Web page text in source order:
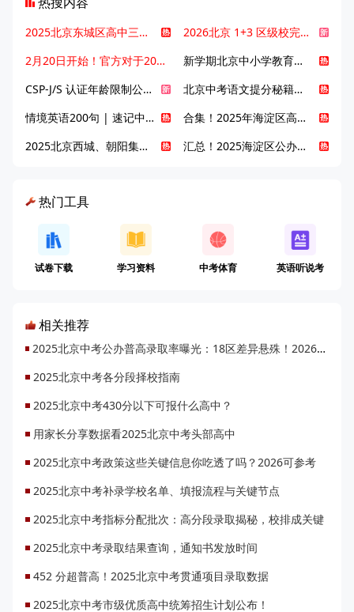
2025北京东城区高中三大梯队高中有哪些？录取分数线是多少？
2026北京 1+3 区级校完整名单发布，13549 个名额该如何规划报考？
2月20日开始！官方对于2025年北京市中招体检问题解答！
新学期北京中小学教育八大变化全解析：学位、政策、教学等方面迎新变革
CSP-J/S 认证年龄限制公告发布，新规即日起实施！
北京中考语文提分秘籍！攻克 5000 易混易错字
情境英语200句 | 速记中考英语1600词
合集！2025年海淀区高中校情介绍
2025北京西城、朝阳集团校直升新动态
汇总！2025海淀区公办高中校情全解
热门工具
试卷下载 学习资料 中考体育 英语听说考
相关推荐
2025北京中考公办普高录取率曝光：18区差异悬殊！2026升学机会将增1.48万
2025北京中考各分段择校指南
2025北京中考430分以下可报什么高中？
用家长分享数据看2025北京中考头部高中
2025北京中考政策这些关键信息你吃透了吗？2026可参考
2025北京中考补录学校名单、填报流程与关键节点
2025北京中考指标分配批次：高分段录取揭秘，校排成关键
2025北京中考录取结果查询，通知书发放时间
452 分超普高！2025北京中考贯通项目录取数据
2025北京中考市级优质高中统筹招生计划公布！